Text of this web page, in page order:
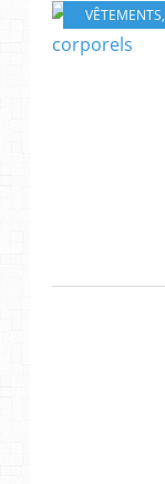
VÊTEMENTS,